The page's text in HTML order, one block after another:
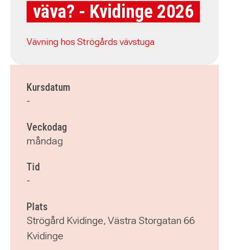
väva? - Kvidinge 2026
Vävning hos Strögårds vävstuga
Kursdatum
-
Veckodag
måndag
Tid
-
Plats
Strögård Kvidinge, Västra Storgatan 66
Kvidinge